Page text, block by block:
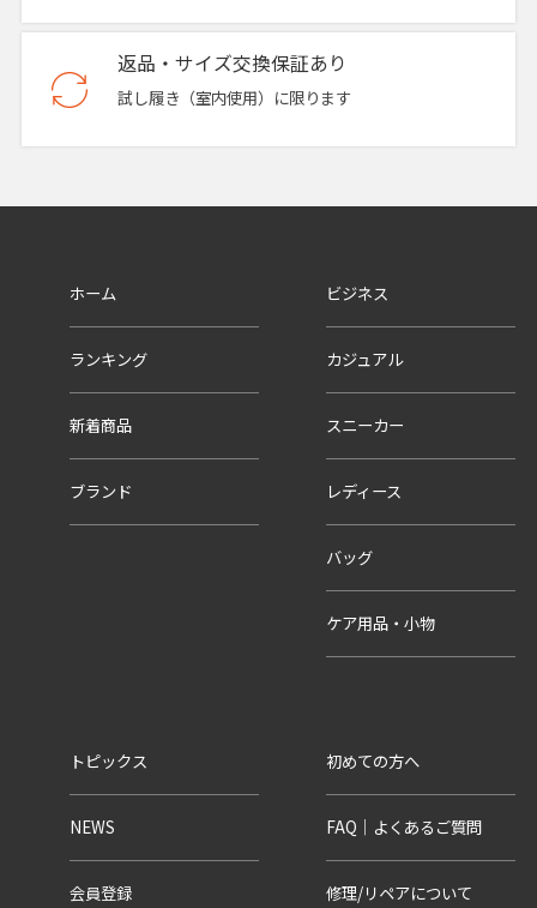
返品・サイズ交換保証あり
試し履き（室内使用）に限ります
ホーム
ランキング
新着商品
ブランド
ビジネス
カジュアル
スニーカー
レディース
バッグ
ケア用品・小物
トピックス
NEWS
会員登録
初めての方へ
FAQ｜よくあるご質問
修理/リペアについて